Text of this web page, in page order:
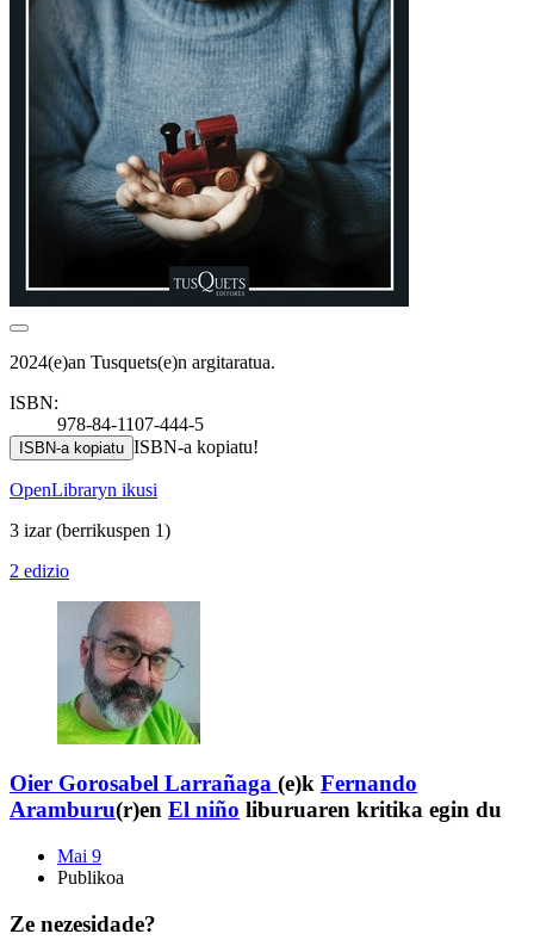
2024(e)an Tusquets(e)n argitaratua.
ISBN:
978-84-1107-444-5
ISBN-a kopiatu ISBN-a kopiatu!
OpenLibraryn ikusi
3 izar(berrikuspen 1)
2 edizio
Oier Gorosabel Larrañaga (e)k Fernando
Aramburu(r)en El niño liburuaren kritika egin du
Mai 9
Publikoa
Ze nezesidade?